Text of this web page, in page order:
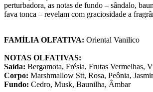
perturbadora, as notas de fundo – sândalo,
fava tonca – revelam com graciosidade a
FAMÍLIA OLFATIVA: Oriental Vanilico
NOTAS OLFATIVAS:
Saída: Bergamota, Frésia, Frutas Vermelhas,
Corpo: Marshmallow Stt, Rosa, Peônia,
Fundo: Cedro, Musk, Baunilha, Âmbar